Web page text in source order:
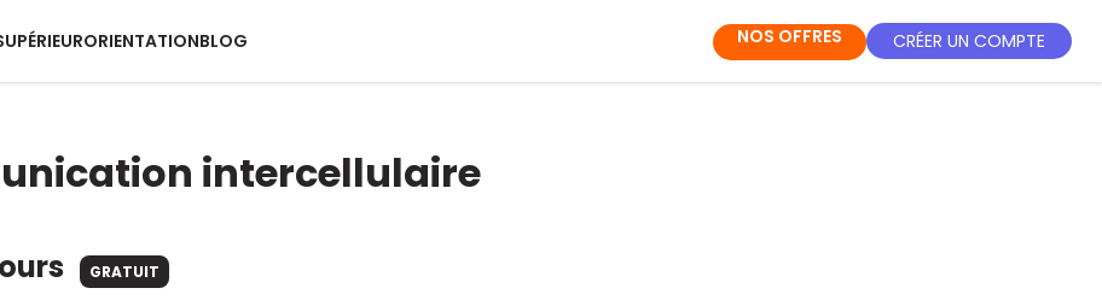
ORIENTATIONBLOG NOS OFFRES CRÉER UN COMPTE
intercellulaire
GRATUIT